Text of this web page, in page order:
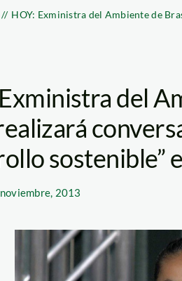
HOY: Exministra del Ambiente de
del
sostenible”
2013